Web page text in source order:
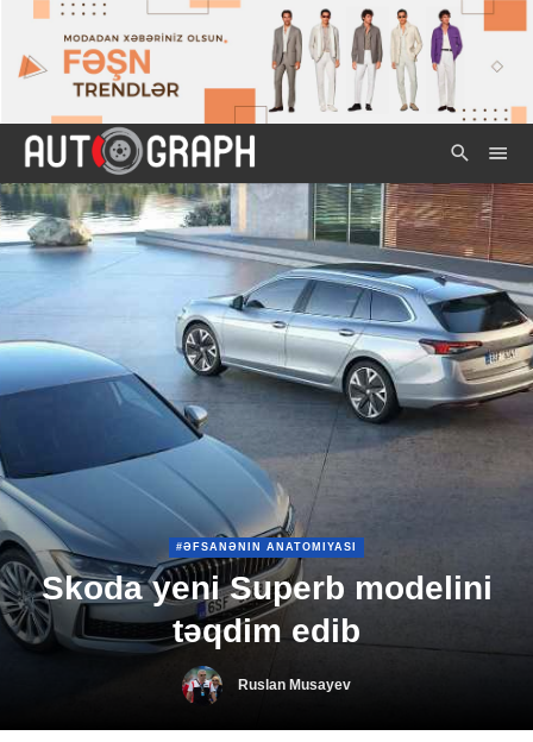
#ƏFSANƏNIN ANATOMIYASI
Skoda yeni Superb modelini
təqdim edib
Ruslan Musayev